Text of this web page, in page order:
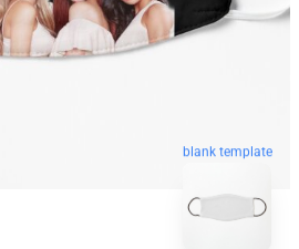
blank template